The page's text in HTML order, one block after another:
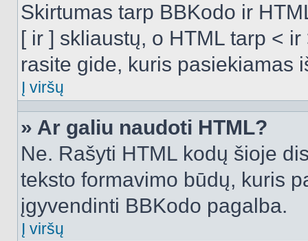
Skirtumas tarp BBKodo ir
[ ir ] skliaustų, o HTML tarp <
rasite gide, kuris pasiekiamas
Į viršų
» Ar galiu naudoti HTML?
Ne. Rašyti HTML kodų šioje
teksto formavimo būdų, kuris
įgyvendinti BBKodo pagalba.
Į viršų